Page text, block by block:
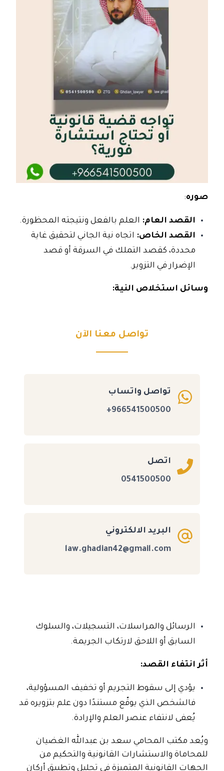
صوره:
القصد العام: العلم بالفعل ونتيجته المحظورة.
القصد الخاص: اتجاه نية الجاني لتحقيق غاية
محددة، كقصد التملك في السرقة أو قصد
الإضرار في التزوير.
وسائل استخلاص النية:
تواصل معنا الآن
تواصل واتساب
966541500500+
اتصل
0541500500
البريد الالكتروني
law.ghadian42@gmail.com
الرسائل والمراسلات، التسجيلات، والسلوك
السابق أو اللاحق لارتكاب الجريمة.
أثر انتفاء القصد:
يؤدي إلى سقوط التجريم أو تخفيف المسؤولية،
فالشخص الذي يوقّع مستندًا دون علم بتزويره قد
يُعفى لانتفاء عنصر العلم والإرادة.
ويُعد مكتب المحامي سعد بن عبدالله الغضيان
للمحاماة والاستشارات القانونية والتحكيم من
الجهات القانونية المتميزة في تحليل وتطبيق أركان